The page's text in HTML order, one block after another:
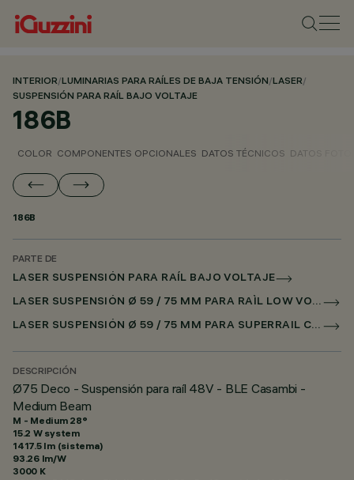
INTERIOR/LUMINARIAS PARA RAÍLES DE BAJA TENSIÓN/LASER/
SUSPENSIÓN PARA RAÍL BAJO VOLTAJE
186B
COLOR COMPONENTES OPCIONALES DATOS TÉCNICOS DATOS
186B
PARTE DE
LASER SUSPENSIÓN PARA RAÍL BAJO VOLTAJE
LASER SUSPENSIÓN Ø 59 / 75 MM PARA RAÌL LOW VOLTAGE CASAMBI
LASER SUSPENSIÓN Ø 59 / 75 MM PARA SUPERRAIL CASAMBI
DESCRIPCIÓN
Ø75 Deco - Suspensión para raíl 48V - BLE Casambi -
Medium Beam
M - Medium 28°
15.2 W system
1417.5 lm (sistema)
93.26 lm/W
3000 K